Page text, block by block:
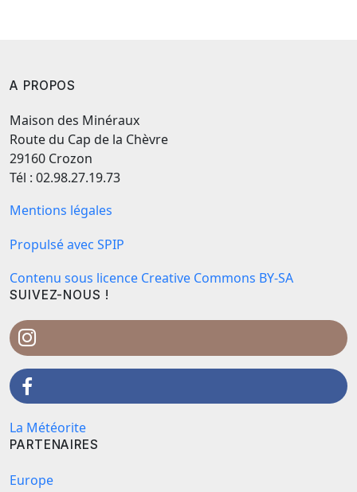
A PROPOS
Maison des Minéraux
Route du Cap de la Chèvre
29160 Crozon
Tél : 02.98.27.19.73
Mentions légales
Propulsé avec SPIP
Contenu sous licence Creative Commons BY-SA
SUIVEZ-NOUS !
La Météorite
PARTENAIRES
Europe